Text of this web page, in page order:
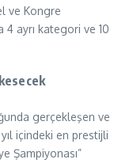
ve Kongre
4 ayrı kategori ve 10
gerçekleşen ve
içindeki en prestijli
Şampiyonası”